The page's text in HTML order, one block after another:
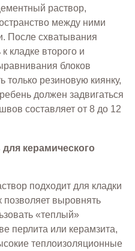
раствор,
между ними
После схватывания
кладке второго и
блоков
только резиновую киянку,
должен задвигаться
составляет от 8 до 12
керамического
подходит для кладки
позволяет выровнять
«теплый»
перлита или керамзита,
теплоизоляционные